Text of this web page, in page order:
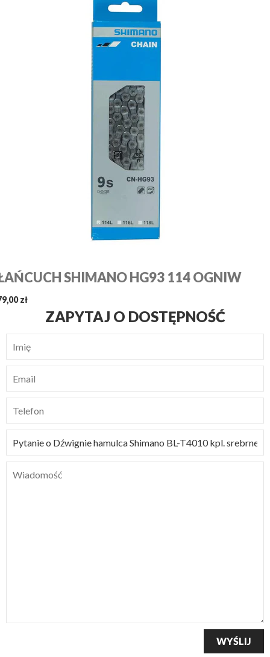
SHIMANO HG93 114 OGNIW
zł
ZAPYTAJ O DOSTĘPNOŚĆ
wiadomości